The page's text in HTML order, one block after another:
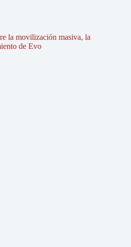
la movilización masiva, la
de Evo